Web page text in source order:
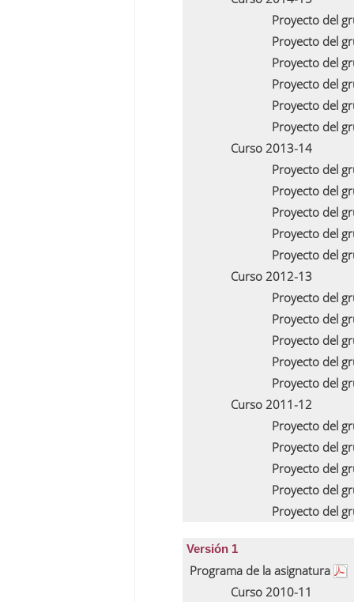
Proyecto del
Proyecto del
Proyecto del
Proyecto del
Proyecto del
Proyecto del
Curso 2013-14
Proyecto del
Proyecto del
Proyecto del
Proyecto del
Proyecto del
Curso 2012-13
Proyecto del
Proyecto del
Proyecto del
Proyecto del
Proyecto del
Curso 2011-12
Proyecto del
Proyecto del
Proyecto del
Proyecto del
Proyecto del
Versión 1
Programa de la asignatura
Curso 2010-11